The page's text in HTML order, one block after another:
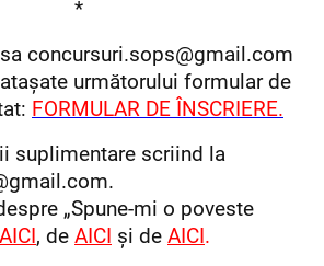
*
concursuri.sops@gmail.com
următorului formular de
FORMULAR DE ÎNSCRIERE.
suplimentare scriind la
„Spune-mi o poveste
AICI, de AICI și de AICI.